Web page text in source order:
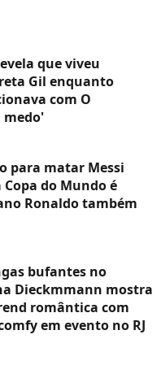
que viveu
Gil enquanto
com O
medo'
para matar Messi
do Mundo é
Ronaldo também
bufantes no
Dieckmmann mostra
romântica com
em evento no RJ